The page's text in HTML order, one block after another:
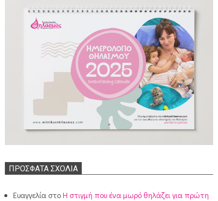
ΠΡΌΣΦΑΤΑ ΣΧΌΛΙΑ
Ευαγγελία στοΗ στιγμή που ένα μωρό θηλάζει για πρώτη